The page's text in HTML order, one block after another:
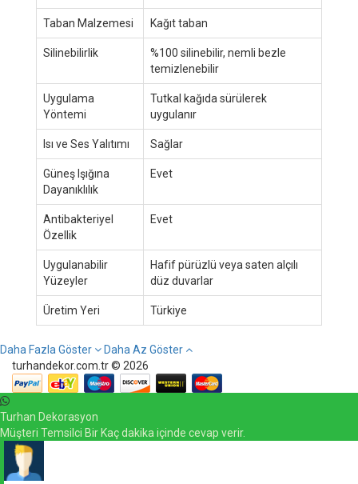
Taban Malzemesi Kağıt taban
Silinebilirlik
%100 silinebilir, nemli bezle
temizlenebilir
Uygulama
Yöntemi
Tutkal kağıda sürülerek
uygulanır
Isı ve Ses Yalıtımı Sağlar
Güneş Işığına
Dayanıklılık
Evet
Antibakteriyel
Özellik
Evet
Uygulanabilir
Yüzeyler
Hafif pürüzlü veya saten alçılı
düz duvarlar
Üretim Yeri Türkiye
Daha Fazla Göster
Daha Az Göster
turhandekor.com.tr © 2026
Turhan Dekorasyon
Müşteri Temsilci Bir Kaç dakika içinde cevap verir.